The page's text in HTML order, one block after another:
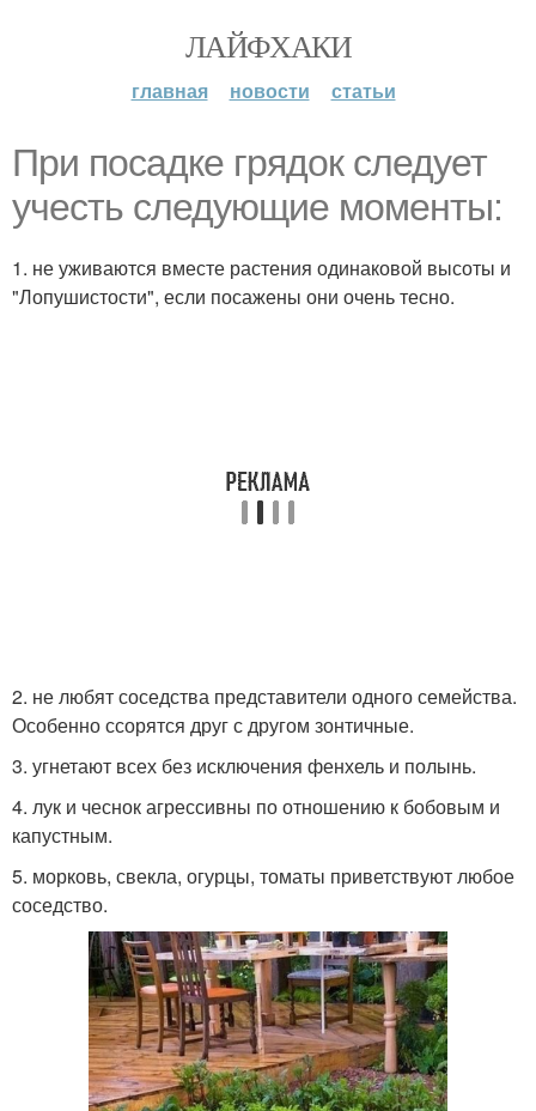
ЛАЙФХАКИ
главная новости статьи
При посадке грядок следует
учесть следующие моменты:
1. не уживаются вместе растения одинаковой высоты и
"Лопушистости", если посажены они очень тесно.
2. не любят соседства представители одного семейства.
Особенно ссорятся друг с другом зонтичные.
3. угнетают всех без исключения фенхель и полынь.
4. лук и чеснок агрессивны по отношению к бобовым и
капустным.
5. морковь, свекла, огурцы, томаты приветствуют любое
соседство.